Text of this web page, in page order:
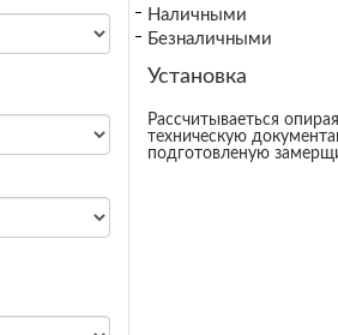
Наличными
Безналичными
Установка
Рассчитываеться
техническую
подготовленую